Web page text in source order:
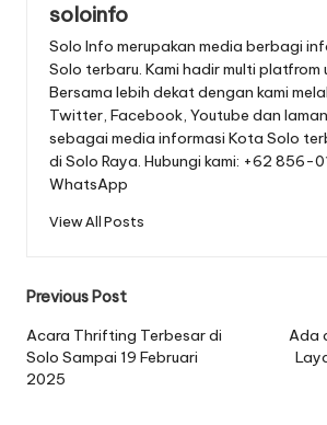
soloinfo
Solo Info merupakan media berbagi
Solo terbaru. Kami hadir multi platfrom
Bersama lebih dekat dengan kami
Twitter, Facebook, Youtube dan
sebagai media informasi Kota Solo
di Solo Raya. Hubungi kami: +62 856-
WhatsApp
View All Posts
Post
navigation
Previous Post
Acara Thrifting Terbesar di
Solo Sampai 19 Februari
2025
Ada